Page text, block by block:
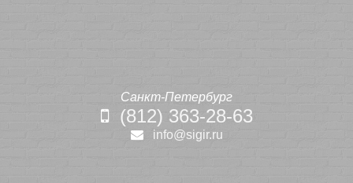
Санкт-Петербург
(812) 363-28-63
info@sigir.ru